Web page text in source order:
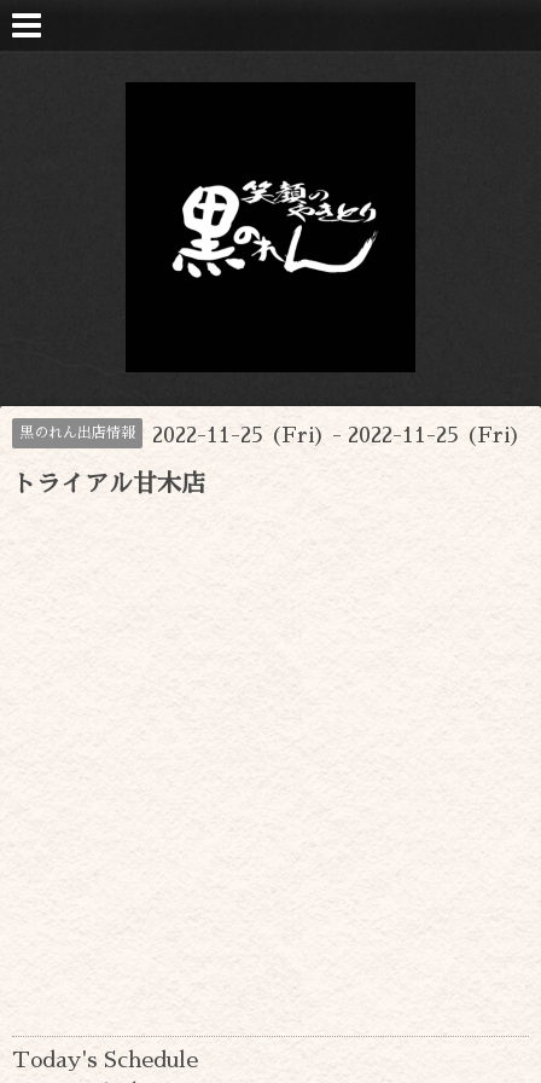
黒のれん出店情報 2022-11-25 (Fri) - 2022-11-25 (Fri)
トライアル甘木店
Today's Schedule